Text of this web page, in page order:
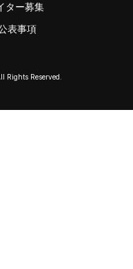
ター募集
表事項
Rights Reserved.